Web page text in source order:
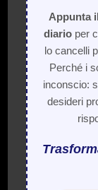
Appunta
diarioper
lo cancelli
Perché i
inconscio:
desideri